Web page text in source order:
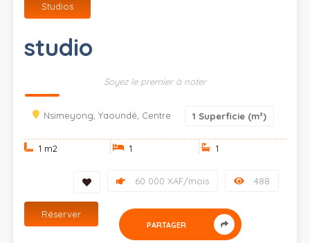
Studios
studio
Soyez le premier à noter
Nsimeyong, Yaoundé, Centre 1 Superficie (m²)
1 m2 1 1
488
60 000 XAF/mois
Réserver
PARTAGER